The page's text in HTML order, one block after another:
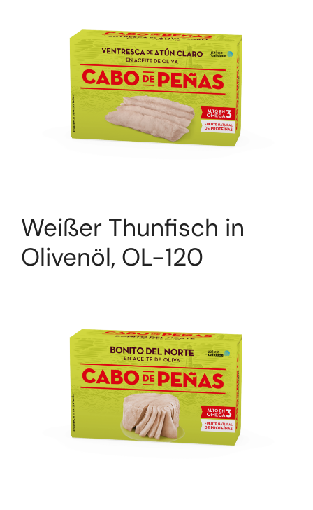
Weißer Thunfisch in
Olivenöl, OL-120